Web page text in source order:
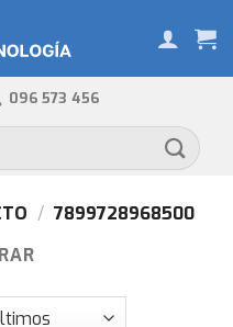
096 573 456
/ 7899728968500